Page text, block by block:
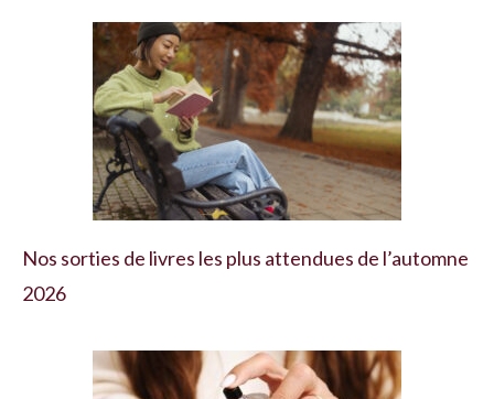
Nos sorties de livres les plus attendues de l’automne
2026